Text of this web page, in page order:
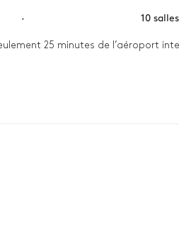
· 10
25 minutes de l’aéroport
déjeuner en plein air,